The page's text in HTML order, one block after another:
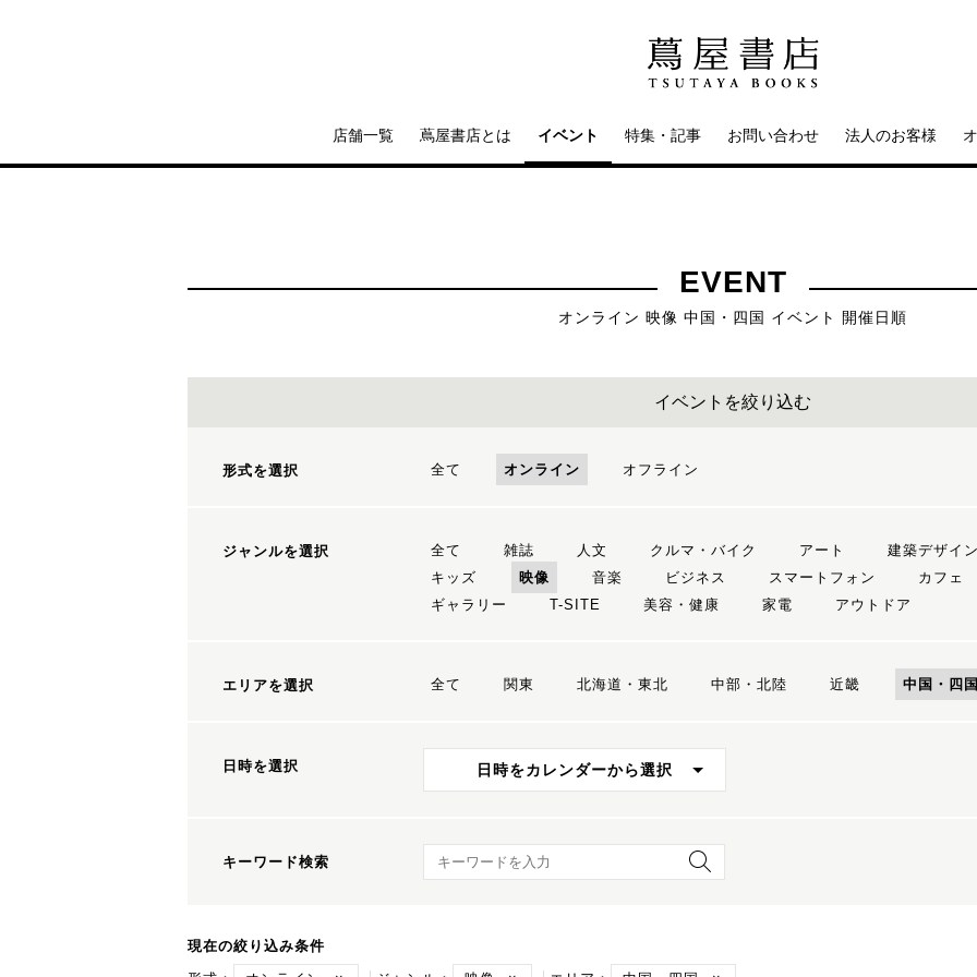
店舗一覧 蔦屋書店とは イベント 特集・記事 お問い合わせ 法人のお客様
EVENT
オンライン 映像 中国・四国 イベント 開催日順
イベントを絞り込む
形式を選択 全て オンライン オフライン
ジャンルを選択 全て 雑誌 人文 クルマ・バイク アート 建築デザイン
キッズ
映像 音楽 ビジネス スマートフォン カフェ
ギャラリー
T-SITE 美容・健康 家電 アウトドア
エリアを選択 全て 関東 北海道・東北 中部・北陸 近畿 中国・四国
日時を選択 日時をカレンダーから選択
キーワード検索 キーワード検索
現在の絞り込み条件